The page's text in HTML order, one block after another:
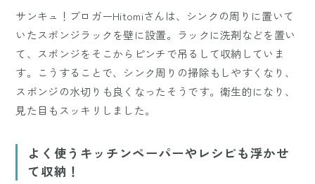
サンキュ！ブロガーHitomiさんは、シンクの周りに置いて
いたスポンジラックを壁に設置。ラックに洗剤などを置い
て、スポンジをそこからピンチで吊るして収納していま
す。こうすることで、シンク周りの掃除もしやすくなり、
スポンジの水切りも良くなったそうです。衛生的になり、
見た目もスッキリしました。
よく使うキッチンペーパーやレシピも浮かせ
て収納！